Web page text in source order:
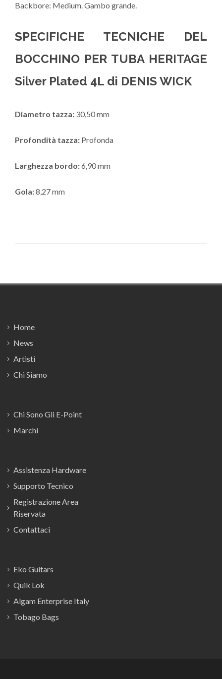
Backbore: Medium. Gambo grande.
SPECIFICHE TECNICHE DEL
BOCCHINO PER TUBA HERITAGE
Silver Plated 4L di DENIS WICK
Diametro tazza: 30,50 mm
Profondità tazza: Profonda
Larghezza bordo:6,90 mm
Gola:8,27 mm
Home
News
Artisti
Chi Siamo
Chi Sono Gli E-Point
Marchi
Assistenza Hardware
Supporto Tecnico
Registrazione Area
Riservata
Contattaci
Eko Guitars
Quik Lok
Algam Enterprise Italy
Tobago Bags